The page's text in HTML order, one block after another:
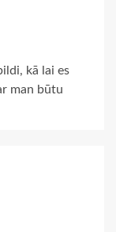
kā lai es
man būtu